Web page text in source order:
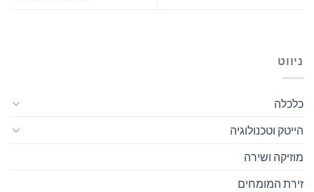
ניווט
כלכלה
הייטק וטכנולוגיה
מוזיקה ושירה
זירת המומחים